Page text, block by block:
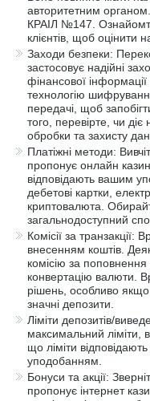
авторитетним
КРАІЛ №147.
клієнтів, щоб оцінити
Заходи безпеки:
застосовує надійні
фінансової інформації
технологію
передачі, щоб
того, перевірте, чи діє
обробки та захисту
Платіжні методи:
пропонує онлайн
відповідають вашим
дебетові картки,
криптовалюта.
загальнодоступний
Комісії за транзакції:
внесенням коштів.
комісію за поповнення
конвертацію валюти.
рішень, особливо
значні депозити.
Ліміти депозитів/
максимальний ліміти,
що ліміти
уподобанням.
Бонуси та акції:
пропонує інтернет